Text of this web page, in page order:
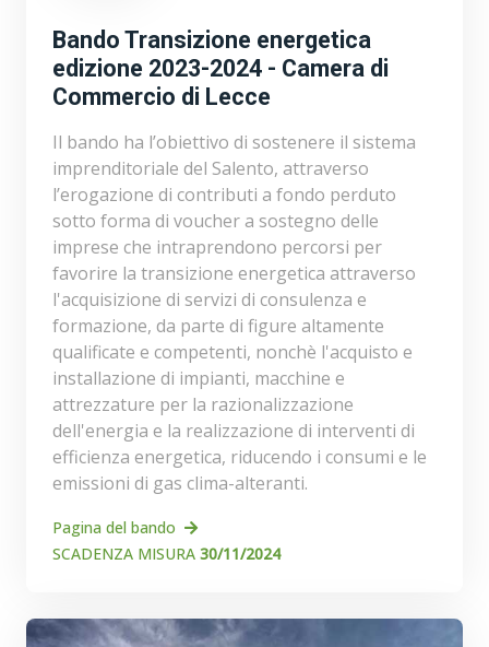
Bando Transizione energetica
edizione 2023-2024 - Camera di
Commercio di Lecce
Il bando ha l’obiettivo di sostenere il sistema
imprenditoriale del Salento, attraverso
l’erogazione di contributi a fondo perduto
sotto forma di voucher a sostegno delle
imprese che intraprendono percorsi per
favorire la transizione energetica attraverso
l'acquisizione di servizi di consulenza e
formazione, da parte di figure altamente
qualificate e competenti, nonchè l'acquisto e
installazione di impianti, macchine e
attrezzature per la razionalizzazione
dell'energia e la realizzazione di interventi di
efficienza energetica, riducendo i consumi e le
emissioni di gas clima-alteranti.
Pagina del bando
SCADENZA MISURA 30/11/2024